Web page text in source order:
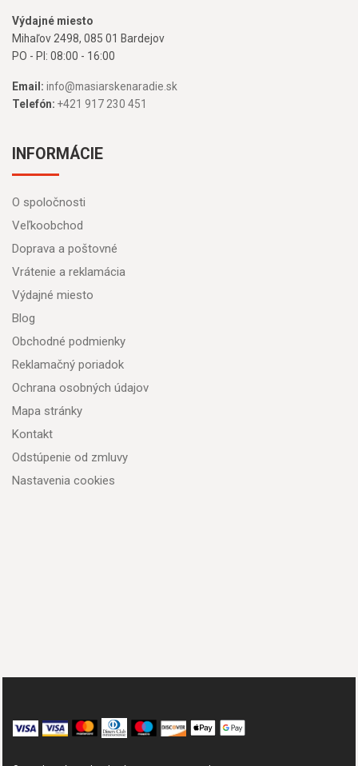
Výdajné miesto
Mihaľov 2498, 085 01 Bardejov
PO - PI: 08:00 - 16:00
Email: info@masiarskenaradie.sk
Telefón: +421 917 230 451
INFORMÁCIE
O spoločnosti
Veľkoobchod
Doprava a poštovné
Vrátenie a reklamácia
Výdajné miesto
Blog
Obchodné podmienky
Reklamačný poriadok
Ochrana osobných údajov
Mapa stránky
Kontakt
Odstúpenie od zmluvy
Nastavenia cookies